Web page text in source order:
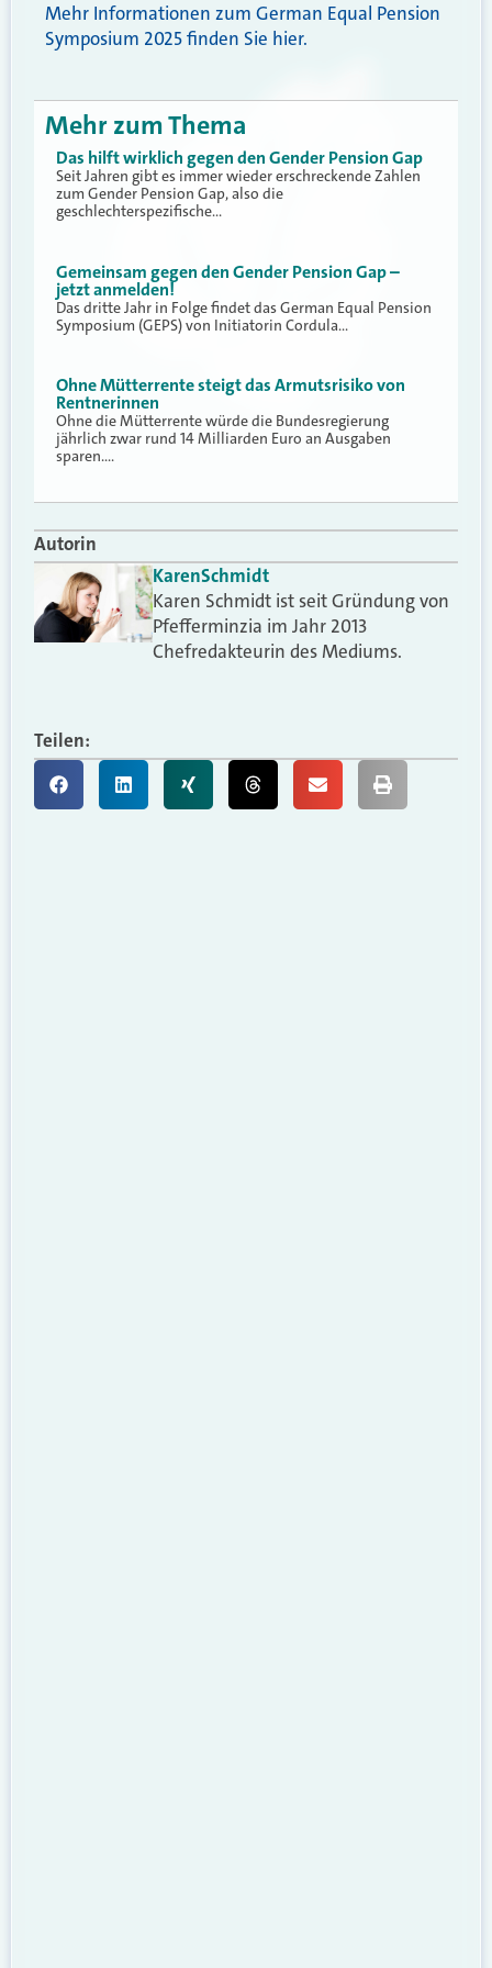
Mehr Informationen zum German Equal Pension
Symposium 2025 finden Sie hier.
Mehr zum Thema
Das hilft wirklich gegen den Gender Pension Gap
Seit Jahren gibt es immer wieder erschreckende Zahlen
zum Gender Pension Gap, also die
geschlechterspezifische…
Gemeinsam gegen den Gender Pension Gap –
jetzt anmelden!
Das dritte Jahr in Folge findet das German Equal Pension
Symposium (GEPS) von Initiatorin Cordula…
Ohne Mütterrente steigt das Armutsrisiko von
Rentnerinnen
Ohne die Mütterrente würde die Bundesregierung
jährlich zwar rund 14 Milliarden Euro an Ausgaben
sparen.…
Autorin
KarenSchmidt
Karen Schmidt ist seit Gründung von
Pfefferminzia im Jahr 2013
Chefredakteurin des Mediums.
Teilen: